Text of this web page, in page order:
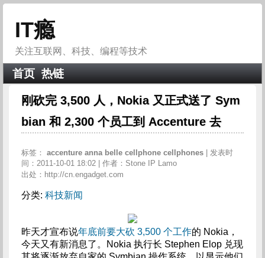
IT瘾
关注互联网、科技、编程等技术
首页 热链
刚砍完 3,500 人，Nokia 又正式送了 Sym
bian 和 2,300 个员工到 Accenture 去
标签： accenture anna belle cellphone cellphones
| 发表时
间：2011-10-01 18:02 | 作者：Stone IP Lamo
出处：http://cn.engadget.com
分类: 科技新闻
昨天才宣布说年底前要大砍 3,500 个工作的 Nokia，
今天又有新消息了。Nokia 执行长 Stephen Elop 兑现